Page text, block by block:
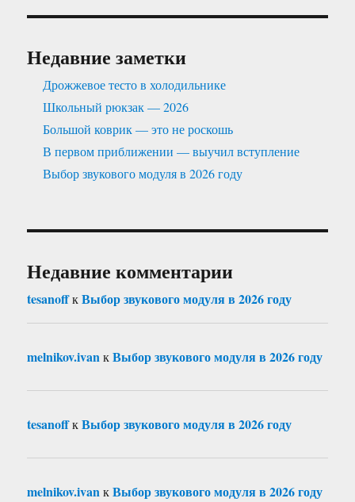
Недавние заметки
Дрожжевое тесто в холодильнике
Школьный рюкзак — 2026
Большой коврик — это не роскошь
В первом приближении — выучил вступление
Выбор звукового модуля в 2026 году
Недавние комментарии
tesanoffкВыбор звукового модуля в 2026 году
melnikov.ivanкВыбор звукового модуля в 2026 году
tesanoffкВыбор звукового модуля в 2026 году
melnikov.ivanкВыбор звукового модуля в 2026 году